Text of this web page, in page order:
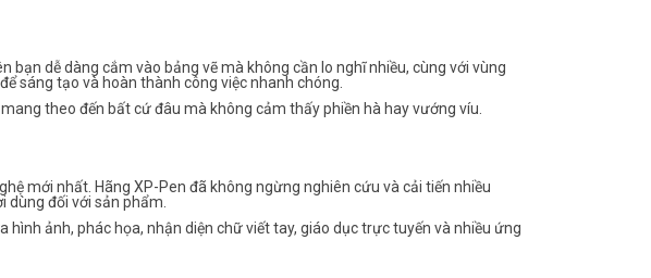
bạn dễ dàng cắm vào bảng vẽ mà không cần lo nghĩ nhiều, cùng với vùng
sáng tạo và hoàn thành công việc nhanh chóng.
theo đến bất cứ đâu mà không cảm thấy phiền hà hay vướng víu.
mới nhất. Hãng XP-Pen đã không ngừng nghiên cứu và cải tiến nhiều
đối với sản phẩm.
hình ảnh, phác họa, nhận diện chữ viết tay, giáo dục trực tuyến và nhiều ứng